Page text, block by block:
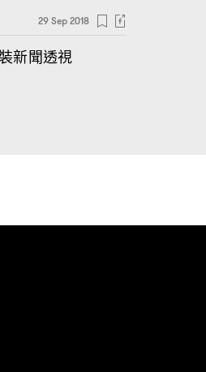
29 Sep 2018
新聞透視